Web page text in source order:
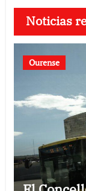
Noticias
Ourense